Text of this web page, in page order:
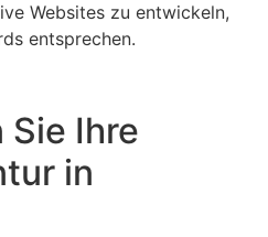
Websites zu entwickeln,
entsprechen.
Ihre
in